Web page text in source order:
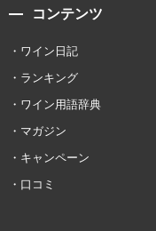
コンテンツ
ワイン日記
ランキング
ワイン用語辞典
マガジン
キャンペーン
口コミ